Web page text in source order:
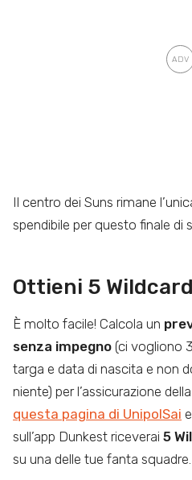
Il centro dei Suns rimane
spendibile per questo finale di
Ottieni 5
È molto facile! Calcola un
senza impegno (ci vogliono
targa e data di nascita e non
niente) per l’assicurazione
questa pagina di UnipolSai
sull’app Dunkest riceverai 5
su una delle tue fanta squadre.